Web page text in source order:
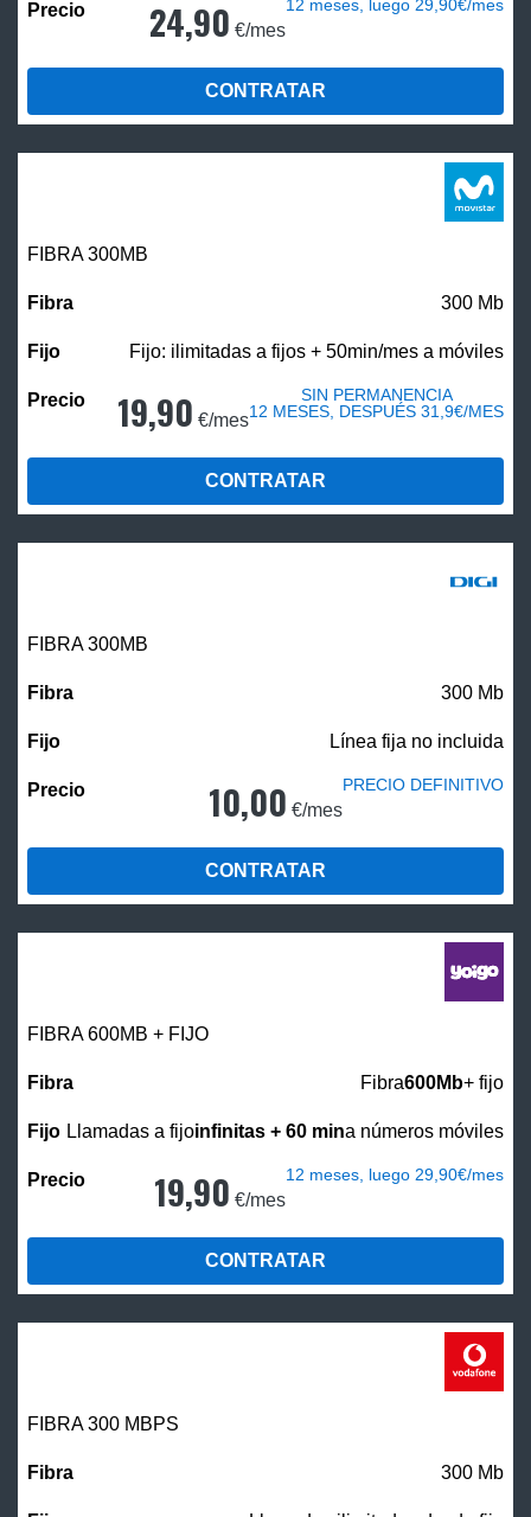
24,90 €/mes
12 meses, luego 29,90€/mes
CONTRATAR
FIBRA 300MB
300 Mb
Fijo: ilimitadas a fijos + 50min/mes a móviles
19,90 €/mes
SIN PERMANENCIA
12 MESES, DESPUÉS 31,9€/MES
CONTRATAR
FIBRA 300MB
300 Mb
Línea fija no incluida
10,00 €/mes
PRECIO DEFINITIVO
CONTRATAR
FIBRA 600MB + FIJO
Fibra600Mb+ fijo
Llamadas a fijoinfinitas + 60 mina números móviles
19,90 €/mes
12 meses, luego 29,90€/mes
CONTRATAR
FIBRA 300 MBPS
300 Mb